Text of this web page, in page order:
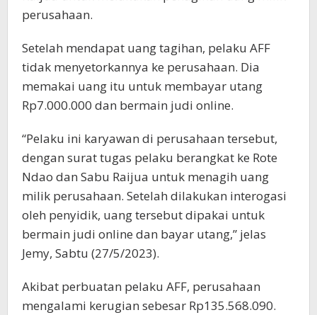
perusahaan.
Setelah mendapat uang tagihan, pelaku AFF
tidak menyetorkannya ke perusahaan. Dia
memakai uang itu untuk membayar utang
Rp7.000.000 dan bermain judi online.
“Pelaku ini karyawan di perusahaan tersebut,
dengan surat tugas pelaku berangkat ke Rote
Ndao dan Sabu Raijua untuk menagih uang
milik perusahaan. Setelah dilakukan interogasi
oleh penyidik, uang tersebut dipakai untuk
bermain judi online dan bayar utang,” jelas
Jemy, Sabtu (27/5/2023).
Akibat perbuatan pelaku AFF, perusahaan
mengalami kerugian sebesar Rp135.568.090.